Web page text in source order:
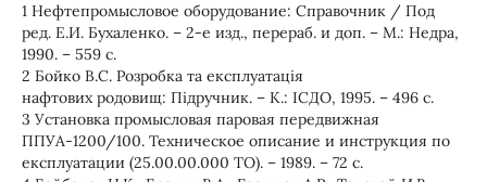
1 Нефтепромысловое оборудование: Справочник / Под
ред. Е.И. Бухаленко. – 2-е изд., перераб. и доп. – М.: Недра,
1990. – 559 с.
2 Бойко В.С. Розробка та експлуатація
нафтових родовищ: Підручник. – К.: ІСДО, 1995. – 496 с.
3 Установка промысловая паровая передвижная
ППУА-1200/100. Техническое описание и инструкция по
експлуатации (25.00.00.000 ТО). – 1989. – 72 с.